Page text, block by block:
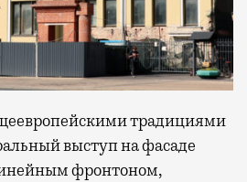
традициями
выступ на фасаде
фронтоном,